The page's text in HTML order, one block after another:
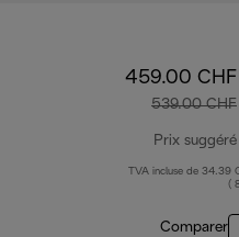
459.00 CHF
539.00 CHF
Prix suggéré
TVA incluse de 34.39
(
Comparer